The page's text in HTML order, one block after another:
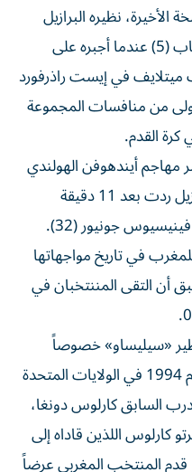
نظيره البرازيل
حامل الرقم القياسي في عدد الألقاب (5) عندما أجبره على
ملعب ميتلايف في إيست راذرفورد
من منافسات المجموعة
مهاجم أيندهوفن الهولندي
إسماعيل صيباري (21)، لكن البرازيل ردت بعد 11 دقيقة
جونيور (32).
في تاريخ مواجهاتها
أن التقى المننتخبان في
أساطير «سيليساو» خصوصاً
الرباعي المتوج باللقب العالمي عام 1994 في الولايات المتحدة
السابق كارلوس دونغا،
كارلوس اللذين قاداه إلى
الخامس الأخير عام 2002، قدم المنتخب المغربي عرضاً